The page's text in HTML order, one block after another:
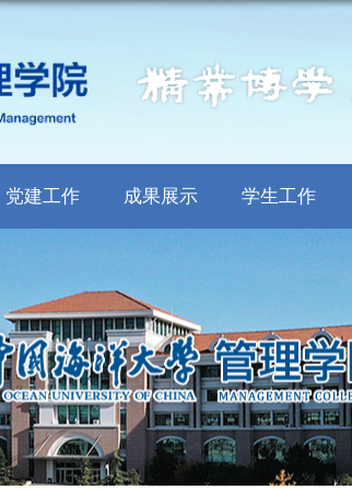
党建工作 成果展示 学生工作